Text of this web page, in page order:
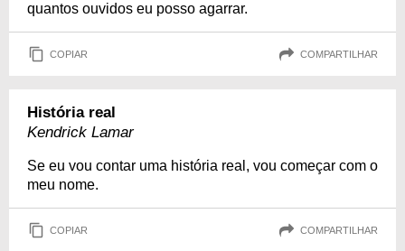
quantos ouvidos eu posso agarrar.
COPIAR COMPARTILHAR
História real
Kendrick Lamar
Se eu vou contar uma história real, vou começar com o
meu nome.
COPIAR COMPARTILHAR